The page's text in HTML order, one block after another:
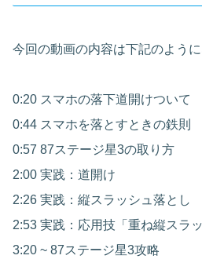
今回の動画の内容は下記のように
0:20 スマホの落下道開けついて
0:44 スマホを落とすときの鉄則
0:57 87ステージ星3の取り方
2:00 実践：道開け
2:26 実践：縦スラッシュ落とし
2:53 実践：応用技「重ね縦スラ
3:20 ~ 87ステージ星3攻略